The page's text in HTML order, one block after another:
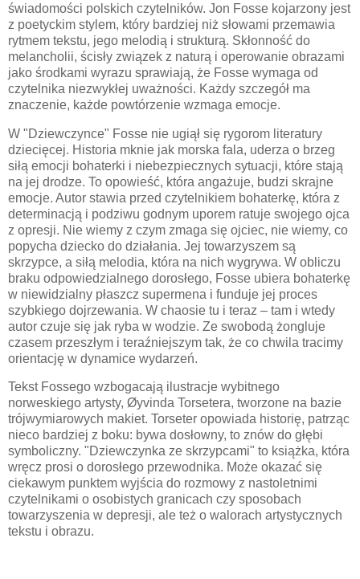
świadomości polskich czytelników. Jon Fosse kojarzony jest
z poetyckim stylem, który bardziej niż słowami przemawia
rytmem tekstu, jego melodią i strukturą. Skłonność do
melancholii, ścisły związek z naturą i operowanie obrazami
jako środkami wyrazu sprawiają, że Fosse wymaga od
czytelnika niezwykłej uważności. Każdy szczegół ma
znaczenie, każde powtórzenie wzmaga emocje.
W "Dziewczynce" Fosse nie ugiął się rygorom literatury
dziecięcej. Historia mknie jak morska fala, uderza o brzeg
siłą emocji bohaterki i niebezpiecznych sytuacji, które stają
na jej drodze. To opowieść, która angażuje, budzi skrajne
emocje. Autor stawia przed czytelnikiem bohaterkę, która z
determinacją i podziwu godnym uporem ratuje swojego ojca
z opresji. Nie wiemy z czym zmaga się ojciec, nie wiemy, co
popycha dziecko do działania. Jej towarzyszem są
skrzypce, a siłą melodia, która na nich wygrywa. W obliczu
braku odpowiedzialnego dorosłego, Fosse ubiera bohaterkę
w niewidzialny płaszcz supermena i funduje jej proces
szybkiego dojrzewania. W chaosie tu i teraz – tam i wtedy
autor czuje się jak ryba w wodzie. Ze swobodą żongluje
czasem przeszłym i teraźniejszym tak, że co chwila tracimy
orientację w dynamice wydarzeń.
Tekst Fossego wzbogacają ilustracje wybitnego
norweskiego artysty, Øyvinda Torsetera, tworzone na bazie
trójwymiarowych makiet. Torseter opowiada historię, patrząc
nieco bardziej z boku: bywa dosłowny, to znów do głębi
symboliczny. "Dziewczynka ze skrzypcami" to książka, która
wręcz prosi o dorosłego przewodnika. Może okazać się
ciekawym punktem wyjścia do rozmowy z nastoletnimi
czytelnikami o osobistych granicach czy sposobach
towarzyszenia w depresji, ale też o walorach artystycznych
tekstu i obrazu.